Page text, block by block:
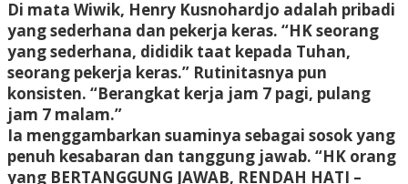
Di mata Wiwik, Henry Kusnohardjo adalah pribadi
yang sederhana dan pekerja keras. “HK seorang
yang sederhana, dididik taat kepada Tuhan,
seorang pekerja keras.” Rutinitasnya pun
konsisten. “Berangkat kerja jam 7 pagi, pulang
jam 7 malam.”
Ia menggambarkan suaminya sebagai sosok yang
penuh kesabaran dan tanggung jawab. “HK orang
yang BERTANGGUNG JAWAB, RENDAH HATI –